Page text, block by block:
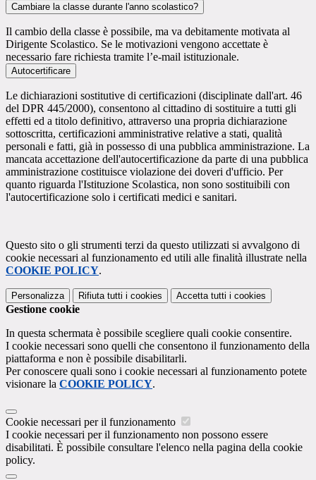
Cambiare la classe durante l'anno scolastico?
Il cambio della classe è possibile, ma va debitamente motivata al
Dirigente Scolastico. Se le motivazioni vengono accettate è
necessario fare richiesta tramite l’e-mail istituzionale.
Autocertificare
Le dichiarazioni sostitutive di certificazioni (disciplinate dall'art. 46
del DPR 445/2000), consentono al cittadino di sostituire a tutti gli
effetti ed a titolo definitivo, attraverso una propria dichiarazione
sottoscritta, certificazioni amministrative relative a stati, qualità
personali e fatti, già in possesso di una pubblica amministrazione. La
mancata accettazione dell'autocertificazione da parte di una pubblica
amministrazione costituisce violazione dei doveri d'ufficio. Per
quanto riguarda l'Istituzione Scolastica, non sono sostituibili con
l'autocertificazione solo i certificati medici e sanitari.
Questo sito o gli strumenti terzi da questo utilizzati si avvalgono di
cookie necessari al funzionamento ed utili alle finalità illustrate nella
COOKIE POLICY.
Personalizza Rifiuta tutti i cookies Accetta tutti i cookies
Gestione cookie
In questa schermata è possibile scegliere quali cookie consentire.
I cookie necessari sono quelli che consentono il funzionamento della
piattaforma e non è possibile disabilitarli.
Per conoscere quali sono i cookie necessari al funzionamento potete
visionare la COOKIE POLICY.
Cookie necessari per il funzionamento
I cookie necessari per il funzionamento non possono essere
disabilitati. È possibile consultare l'elenco nella pagina della cookie
policy.